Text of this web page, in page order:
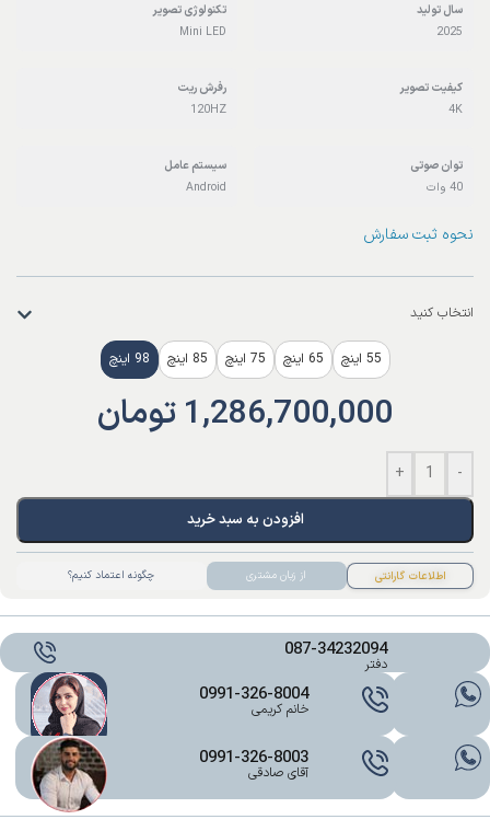
سال تولید
2025
تکنولوژی تصویر
Mini LED
کیفیت تصویر
4K
رفرش ریت
120HZ
توان صوتی
40 وات
سیستم عامل
Android
نحوه ثبت سفارش
انتخاب کنید
55 اینچ 65 اینچ 75 اینچ 85 اینچ 98 اینچ
1,286,700,000 تومان
-
+
افزودن به سبد خرید
اطلاعات گارانتی از زبان مشتری چگونه اعتماد کنیم؟
087-34232094
دفتر
0991-326-8004
خانم کریمی
0991-326-8003
آقای صادقی